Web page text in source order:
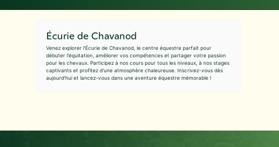
Écurie de Chavanod
Venez explorer l'Écurie de Chavanod, le centre équestre parfait pour
débuter l'équitation, améliorer vos compétences et partager votre passion
pour les chevaux. Participez à nos cours pour tous les niveaux, à nos stages
captivants et profitez d'une atmosphère chaleureuse. Inscrivez-vous dès
aujourd'hui et lancez-vous dans une aventure équestre mémorable !